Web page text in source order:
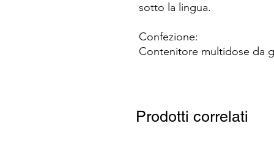
sotto la lingua.
Confezione:
Contenitore multidose da
Prodotti correlati